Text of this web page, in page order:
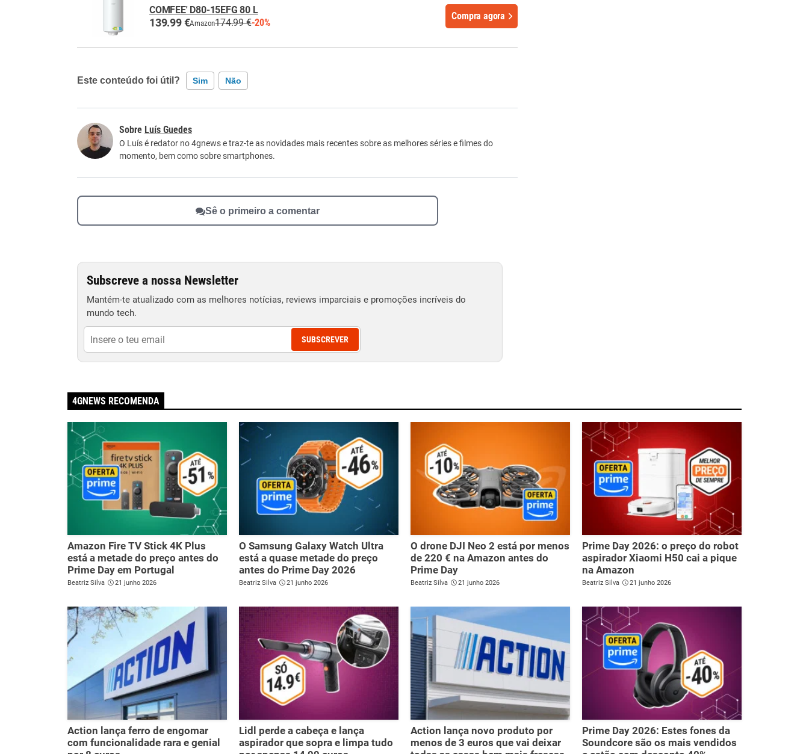
COMFEE' D80-15EFG 80 L
139.99 €Amazon174.99 €-20%
Compra agora
Este conteúdo foi útil? Sim Não
Este conteúdo não tem a informação que procuro
Luís Guedes
O Luís é redator no 4gnews e traz-te as novidades mais recentes sobre as melhores séries e filmes do
momento, bem como sobre smartphones.
Sê o primeiro a comentar
Subscreve a nossa Newsletter
Mantém-te atualizado com as melhores notícias, reviews imparciais e promoções incríveis do
mundo tech.
SUBSCREVER
4GNEWS RECOMENDA
Amazon Fire TV Stick 4K Plus
está a metade do preço antes do
Prime Day em Portugal
Beatriz Silva 21 junho 2026
O Samsung Galaxy Watch Ultra
está a quase metade do preço
antes do Prime Day 2026
Beatriz Silva 21 junho 2026
O drone DJI Neo 2 está por menos
de 220 € na Amazon antes do
Prime Day
Beatriz Silva 21 junho 2026
Prime Day 2026: o preço do robot
aspirador Xiaomi H50 cai a pique
na Amazon
Beatriz Silva 21 junho 2026
Action lança ferro de engomar
com funcionalidade rara e genial
Lidl perde a cabeça e lança
aspirador que sopra e limpa tudo
Action lança novo produto por
menos de 3 euros que vai deixar
Prime Day 2026: Estes fones da
Soundcore são os mais vendidos